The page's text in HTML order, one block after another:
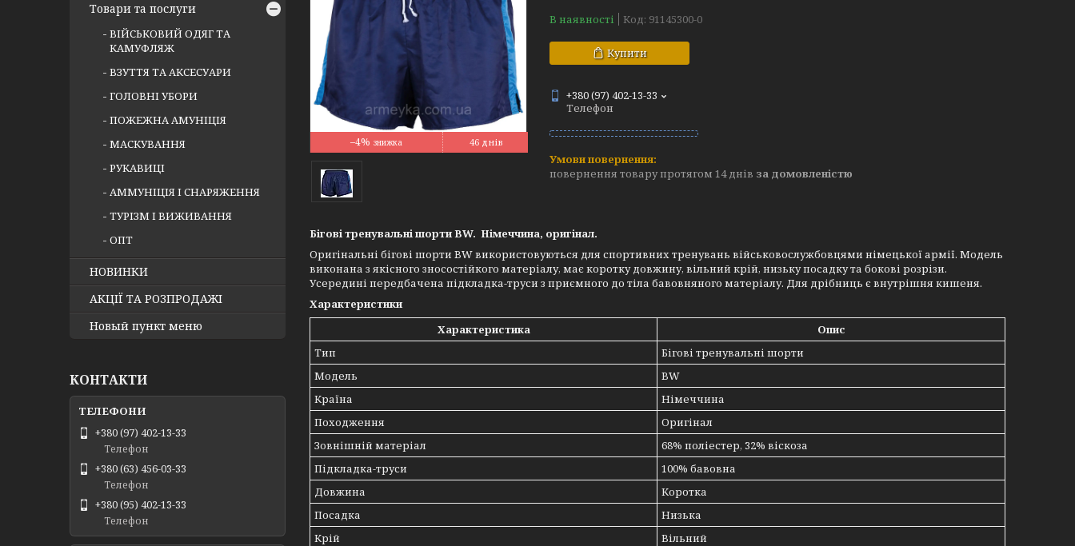
–4% 46 днів
В наявності
Код: 91145300-0
Купити
+380 (97) 402-13-33
Телефон
повернення товару протягом 14 днів за домовленістю
Бігові тренувальні шорти BW. Німеччина, оригінал.
Оригінальні бігові шорти BW використовуються для спортивних тренувань військовослужбовцями німецької армії. Модель
виконана з якісного зносостійкого матеріалу, має коротку довжину, вільний крій, низьку посадку та бокові розрізи.
Усередині передбачена підкладка-труси з приємного до тіла бавовняного матеріалу. Для дрібниць є внутрішня кишеня.
Характеристики
Характеристика
Опис
Тип
Бігові тренувальні шорти
Модель
BW
Країна
Німеччина
Походження
Оригінал
Зовнішній матеріал
68% поліестер, 32% віскоза
Підкладка-труси
100% бавовна
Довжина
Коротка
Посадка
Низька
Крій
Вільний
Товари та послуги
ВІЙСЬКОВИЙ ОДЯГ ТА
КАМУФЛЯЖ
ВЗУТТЯ ТА АКСЕСУАРИ
ГОЛОВНІ УБОРИ
ПОЖЕЖНА АМУНІЦІЯ
МАСКУВАННЯ
РУКАВИЦІ
АММУНІЦІЯ І СНАРЯЖЕННЯ
ТУРІЗМ І ВИЖИВАННЯ
ОПТ
НОВИНКИ
АКЦІЇ ТА РОЗПРОДАЖІ
Новый пункт меню
КОНТАКТИ
+380 (97) 402-13-33
Телефон
+380 (63) 456-03-33
Телефон
+380 (95) 402-13-33
Телефон